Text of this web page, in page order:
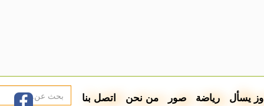
يسأل رياضة صور من نحن اتصل بنا